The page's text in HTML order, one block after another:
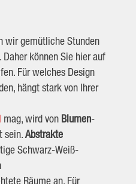
wir gemütliche Stunden
können Sie hier auf
Für welches Design
hängt stark von Ihrer
mag, wird von Blumen-
sein.Abstrakte
Schwarz-Weiß-
Räume an. Für